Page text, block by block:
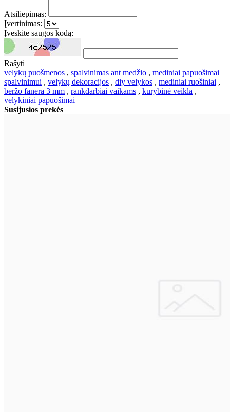
Atsiliepimas:
Įvertinimas:
Įveskite saugos kodą:
Rašyti
velykų puošmenos , spalvinimas ant medžio , mediniai papuošimai
spalvinimui , velykų dekoracijos , diy velykos , mediniai ruošiniai ,
beržo fanera 3 mm , rankdarbiai vaikams , kūrybinė veikla ,
velykiniai papuošimai
Susijusios prekės